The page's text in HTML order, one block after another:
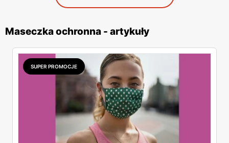
Maseczka ochronna - artykuły
SUPER PROMOCJE